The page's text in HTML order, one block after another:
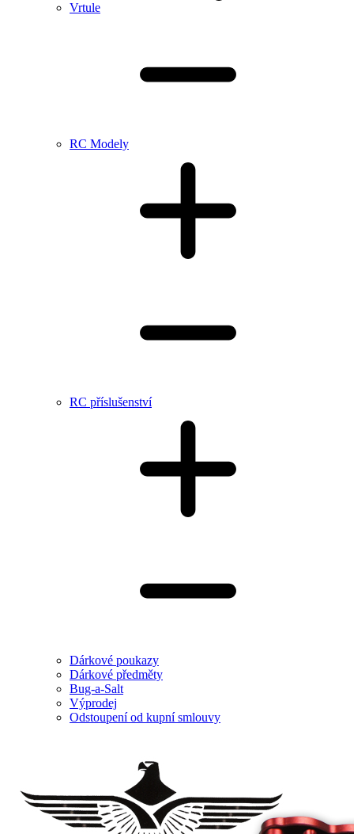
Vrtule
RC Modely
RC příslušenství
Dárkové poukazy
Dárkové předměty
Bug-a-Salt
Výprodej
Odstoupení od kupní smlouvy